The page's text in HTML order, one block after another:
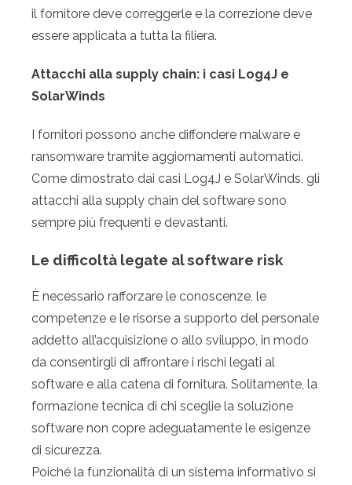
il fornitore deve correggerle e la correzione deve
essere applicata a tutta la filiera.
Attacchi alla supply chain: i casi Log4J e
SolarWinds
I fornitori possono anche diffondere malware e
ransomware tramite aggiornamenti automatici.
Come dimostrato dai casi Log4J e SolarWinds, gli
attacchi alla supply chain del software sono
sempre più frequenti e devastanti.
Le difficoltà legate al software risk
È necessario rafforzare le conoscenze, le
competenze e le risorse a supporto del personale
addetto all’acquisizione o allo sviluppo, in modo
da consentirgli di affrontare i rischi legati al
software e alla catena di fornitura. Solitamente, la
formazione tecnica di chi sceglie la soluzione
software non copre adeguatamente le esigenze
di sicurezza.
Poiché la funzionalità di un sistema informativo si